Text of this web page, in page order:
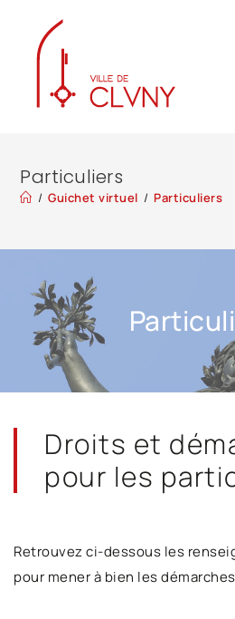
Particuliers
/ Guichet virtuel / Particuliers
Droits et
pour les
Retrouvez ci-dessous les
pour mener à bien les